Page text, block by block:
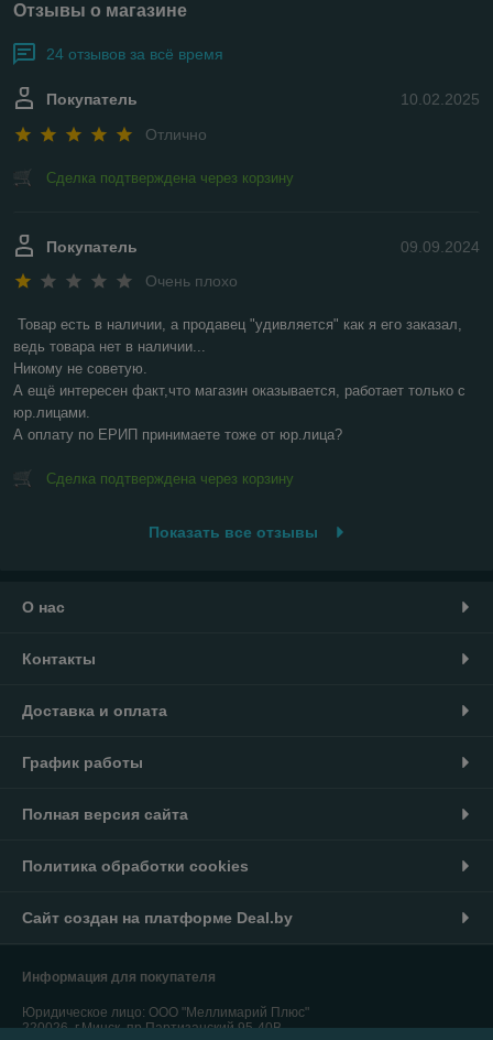
Отзывы о магазине
24 отзывов за всё время
10.02.2025
Покупатель
Отлично
Сделка подтверждена через корзину
09.09.2024
Покупатель
Очень плохо
Товар есть в наличии, а продавец "удивляется" как я его заказал,
ведь товара нет в наличии...
Никому не советую.
А ещё интересен факт,что магазин оказывается, работает только с
юр.лицами.
А оплату по ЕРИП принимаете тоже от юр.лица?
Сделка подтверждена через корзину
Показать все отзывы
О нас
Контакты
Доставка и оплата
График работы
Полная версия сайта
Политика обработки cookies
Сайт создан на платформе Deal.by
Информация для покупателя
Юридическое лицо: ООО "Меллимарий Плюс"
220026, г.Минск, пр.Партизанский,95-40В